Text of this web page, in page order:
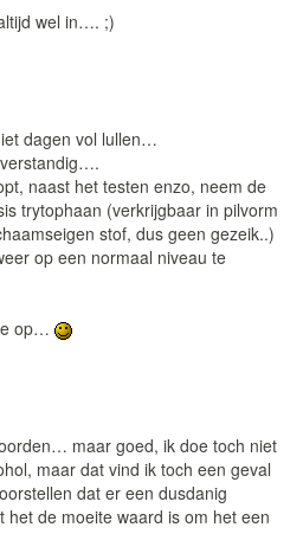
wel in…. ;)
dagen vol lullen…
naast het testen enzo, neem de
trytophaan (verkrijgbaar in pilvorm
stof, dus geen gezeik..)
op een normaal niveau te
op…
maar goed, ik doe toch niet
maar dat vind ik toch een geval
dat er een dusdanig
het de moeite waard is om het een